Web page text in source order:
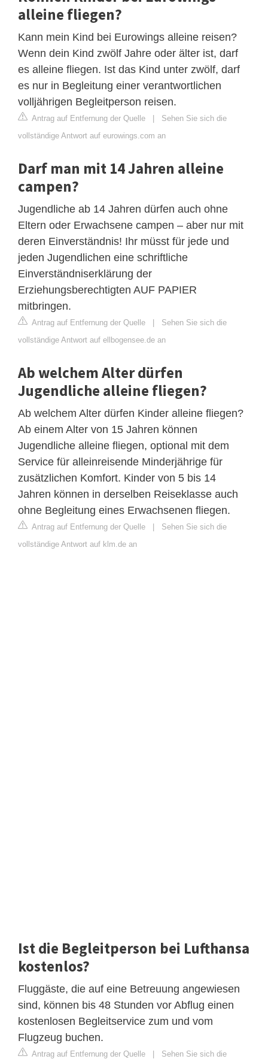
alleine fliegen?
Kann mein Kind bei Eurowings alleine reisen?
Wenn dein Kind zwölf Jahre oder älter ist, darf
es alleine fliegen. Ist das Kind unter zwölf, darf
es nur in Begleitung einer verantwortlichen
volljährigen Begleitperson reisen.
Antrag auf Entfernung der Quelle | Sehen Sie sich die
vollständige Antwort auf eurowings.com an
Darf man mit 14 Jahren alleine
campen?
Jugendliche ab 14 Jahren dürfen auch ohne
Eltern oder Erwachsene campen – aber nur mit
deren Einverständnis! Ihr müsst für jede und
jeden Jugendlichen eine schriftliche
Einverständniserklärung der
Erziehungsberechtigten AUF PAPIER
mitbringen.
Antrag auf Entfernung der Quelle | Sehen Sie sich die
vollständige Antwort auf ellbogensee.de an
Ab welchem Alter dürfen
Jugendliche alleine fliegen?
Ab welchem Alter dürfen Kinder alleine fliegen?
Ab einem Alter von 15 Jahren können
Jugendliche alleine fliegen, optional mit dem
Service für alleinreisende Minderjährige für
zusätzlichen Komfort. Kinder von 5 bis 14
Jahren können in derselben Reiseklasse auch
ohne Begleitung eines Erwachsenen fliegen.
Antrag auf Entfernung der Quelle | Sehen Sie sich die
vollständige Antwort auf klm.de an
Ist die Begleitperson bei Lufthansa
kostenlos?
Fluggäste, die auf eine Betreuung angewiesen
sind, können bis 48 Stunden vor Abflug einen
kostenlosen Begleitservice zum und vom
Flugzeug buchen.
Antrag auf Entfernung der Quelle | Sehen Sie sich die